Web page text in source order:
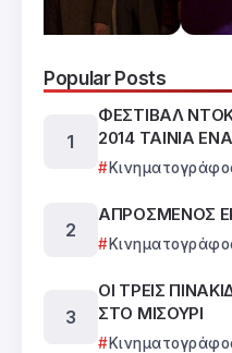
Popular Posts
ΦΕΣΤΙΒΑΛ
2014 ΤΑΙΝΙΑ
ΑΠΡΟΣΜΕΝΟΣ
ΟΙ ΤΡΕΙΣ
ΣΤΟ ΜΙΣΟΥΡΙ